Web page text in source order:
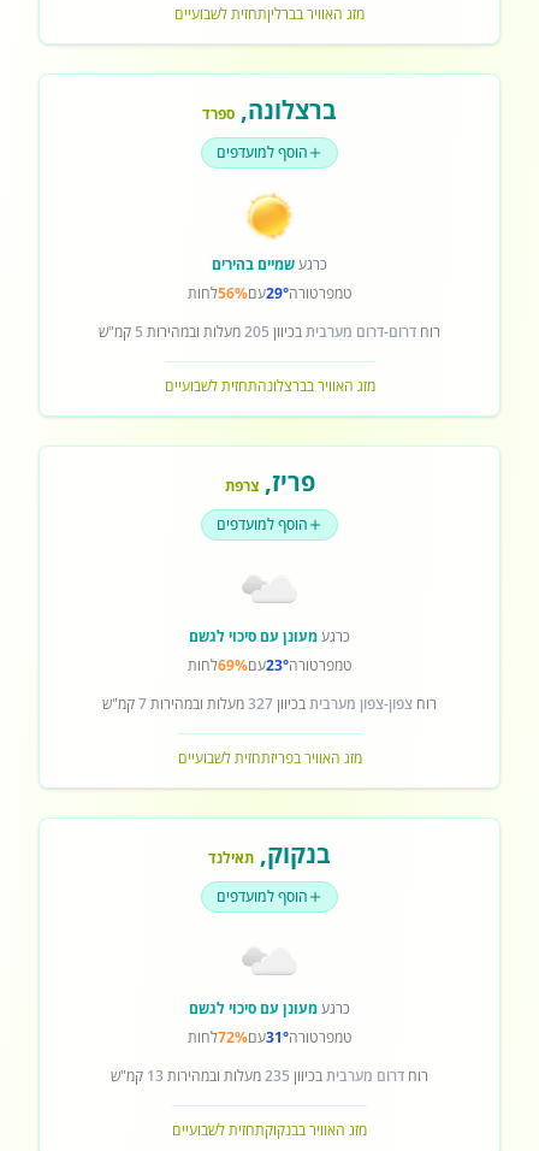
מזג האוויר בברליןתחזית לשבועיים
ברצלונה, ספרד
הוסף למועדפים
כרגעשמיים בהירים
טמפרטורה29°עם56%לחות
רוח דרום-דרום מערביתבכיוון 205מעלות ובמהירות 5 קמ"ש
מזג האוויר בברצלונהתחזית לשבועיים
פריז,צרפת
הוסף למועדפים
כרגעמעונן עם סיכוי לגשם
טמפרטורה23°עם69%לחות
רוח צפון-צפון מערביתבכיוון327מעלות ובמהירות7קמ"ש
מזג האוויר בפריזתחזית לשבועיים
בנקוק, תאילנד
הוסף למועדפים
כרגעמעונן עם סיכוי לגשם
טמפרטורה31°עם72%לחות
רוח דרום מערביתבכיוון 235מעלות ובמהירות 13 קמ"ש
מזג האוויר בבנקוקתחזית לשבועיים